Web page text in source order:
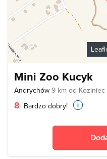
Mini Zoo Kucyk
Andrychów 9 km od Koziniec
8 Bardzo dobry!